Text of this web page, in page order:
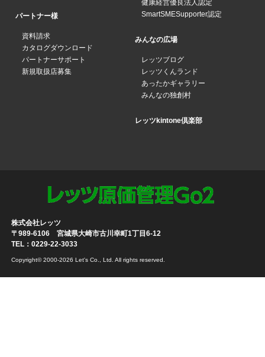
パートナー様
資料請求
カタログダウンロード
パートナーサポート
新規取扱店募集
健康経営優良法人認定
SmartSMESupporter認定
みんなの広場
レッツブログ
レッツくんランド
あったかギャラリー
みんなの独創村
レッツkintone倶楽部
株式会社レッツ
〒989-6106 宮城県大崎市古川幸町1丁目6-12
TEL：0229-22-3033
Copyright© 2000-2026 Let's Co., Ltd. All rights reserved.